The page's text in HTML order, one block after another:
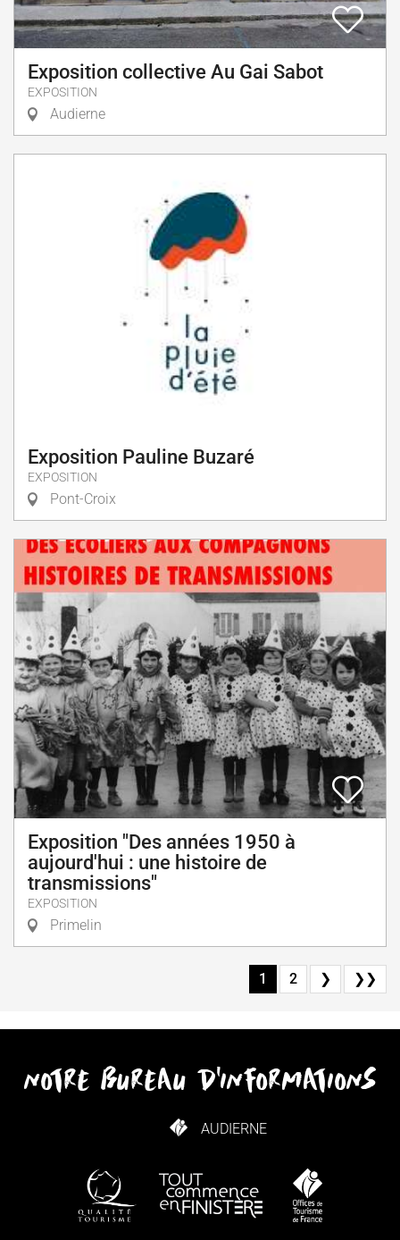
Exposition collective Au Gai Sabot
EXPOSITION
Audierne
Exposition Pauline Buzaré
EXPOSITION
Pont-Croix
Exposition "Des années 1950 à
aujourd'hui : une histoire de
transmissions"
EXPOSITION
Primelin
1 2 ❯ ❯❯
notre bureau d'informations
AUDIERNE
COMMENT VENIR ?